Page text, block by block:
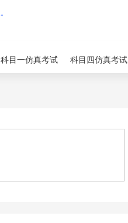
科目一仿真考试 科目四仿真考试